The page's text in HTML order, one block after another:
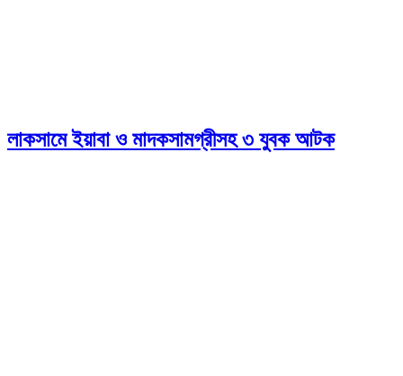
লাকসামে ইয়াবা ও মাদকসামগ্রীসহ ৩ যুবক আটক